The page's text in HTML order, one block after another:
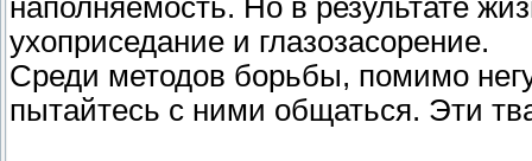
наполняемость. Но в результате
ухоприседание и глазозасорение.
Среди методов борьбы, помимо
пытайтесь с ними общаться. Эти